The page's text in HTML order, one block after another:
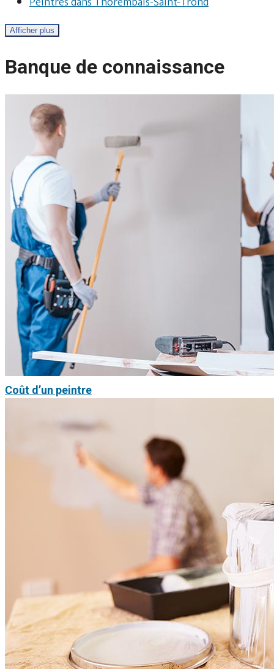
Afficher plus
Banque de connaissance
Coût d’un peintre